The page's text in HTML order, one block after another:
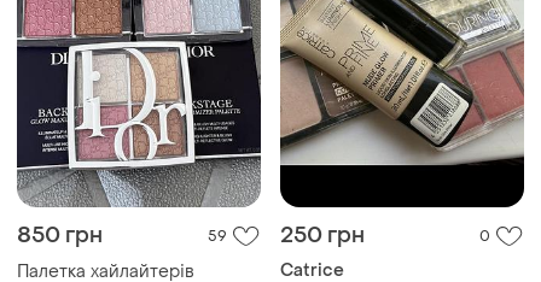
850 грн 59
Палетка хайлайтерів
250 грн 0
Catrice